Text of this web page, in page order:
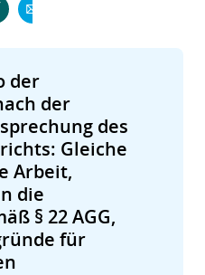
der
der
des
Gleiche
Arbeit,
die
§ 22 AGG,
für